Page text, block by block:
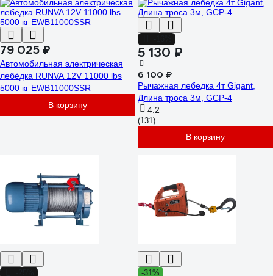
79 025 ₽
Автомобильная электрическая
лебёдка RUNVA 12V 11000 lbs
5000 кг EWB11000SSR
В корзину
5 130 ₽
6 100 ₽
Рычажная лебедка 4т Gigant,
Длина троса 3м, GCP-4
4.2
(131)
В корзину
-31%